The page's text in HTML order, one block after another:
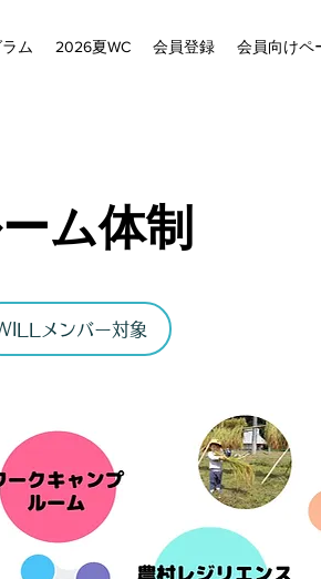
ム 2026夏WC 会員登録 会員向けペ
ム体制
メンバー対象